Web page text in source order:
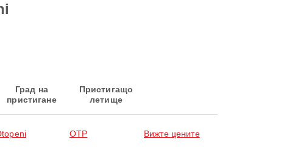
Град на
пристигане
Пристигащо
летище
OTP Вижте цените